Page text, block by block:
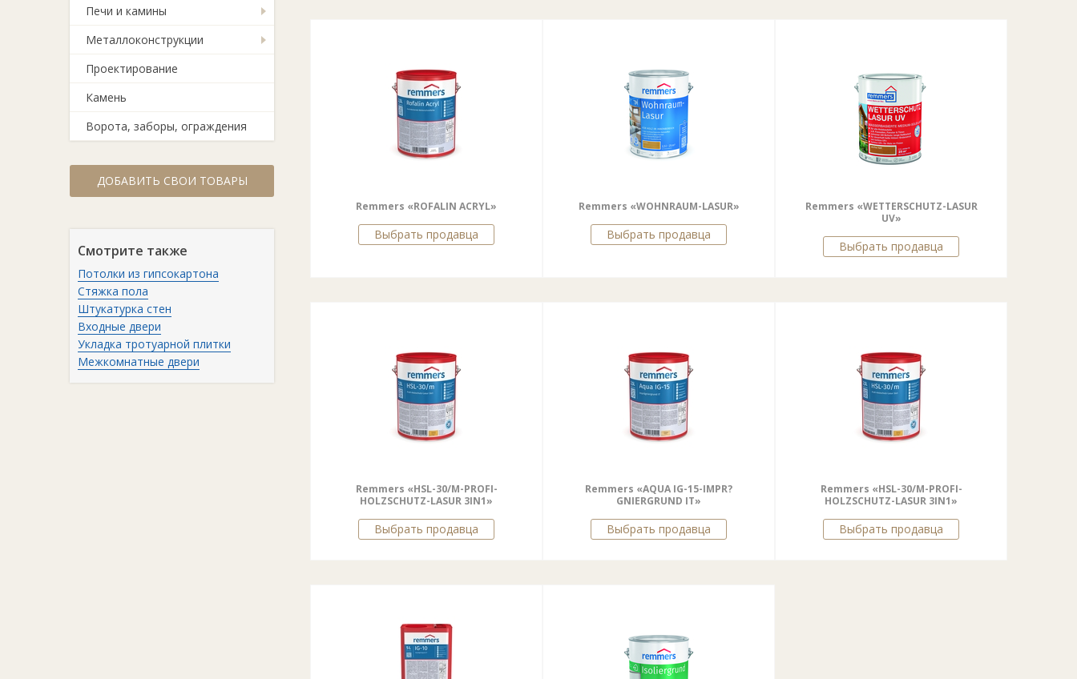
Печи и камины
Металлоконструкции
Проектирование
Камень
Ворота, заборы, ограждения
ДОБАВИТЬ СВОИ ТОВАРЫ
Смотрите также
Потолки из гипсокартона
Стяжка пола
Штукатурка стен
Входные двери
Укладка тротуарной плитки
Межкомнатные двери
Remmers «ROFALIN ACRYL»
Выбрать продавца
Remmers «WOHNRAUM-LASUR»
Выбрать продавца
Remmers «WETTERSCHUTZ-LASUR
UV»
Выбрать продавца
Remmers «HSL-30/M-PROFI-
HOLZSCHUTZ-LASUR 3IN1»
Выбрать продавца
Remmers «AQUA IG-15-IMPR?
GNIERGRUND IT»
Выбрать продавца
Remmers «HSL-30/M-PROFI-
HOLZSCHUTZ-LASUR 3IN1»
Выбрать продавца